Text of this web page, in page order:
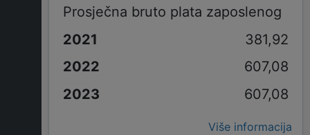
Prosječna bruto plata zaposlenog
381,92
607,08
607,08
Više informacija